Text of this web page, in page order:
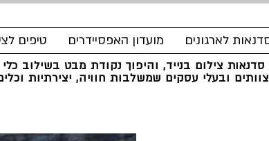
לארגונים מועדון האפסיידרים טיפים
סדנאות צילום בנייד, והיפוך נקודת מבט בשילוב כלי AI.
ובעלי עסקים שמשלבות חוויה, יצירתיות